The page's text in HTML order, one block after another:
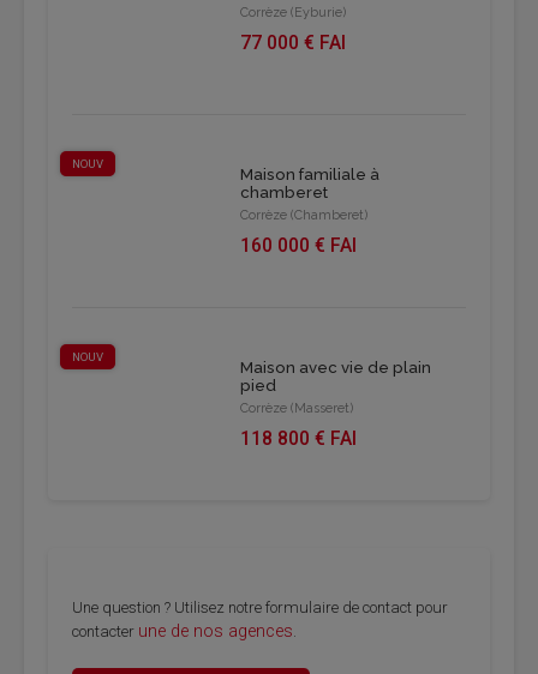
Corrèze (Eyburie)
77 000 € FAI
NOUV
Maison familiale à
chamberet
Corrèze (Chamberet)
160 000 € FAI
NOUV
Maison avec vie de plain
pied
Corrèze (Masseret)
118 800 € FAI
Une question ? Utilisez notre formulaire de contact pour
contacter une de nos agences